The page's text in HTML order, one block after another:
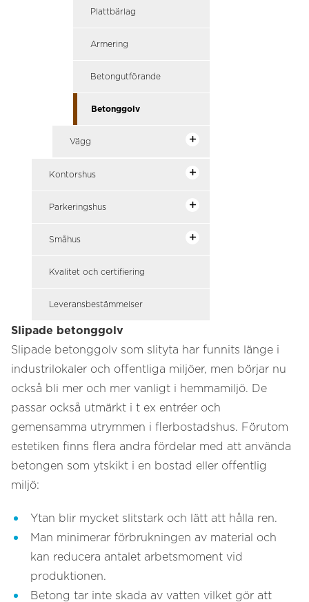
Plattbärlag
Armering
Betongutförande
Betonggolv
Vägg
Kontorshus
Parkeringshus
Småhus
Kvalitet och certifiering
Leveransbestämmelser
Slipade betonggolv
Slipade betonggolv som slityta har funnits länge i
industrilokaler och offentliga miljöer, men börjar nu
också bli mer och mer vanligt i hemmamiljö. De
passar också utmärkt i t ex entréer och
gemensamma utrymmen i flerbostadshus. Förutom
estetiken finns flera andra fördelar med att använda
betongen som ytskikt i en bostad eller offentlig
miljö:
Ytan blir mycket slitstark och lätt att hålla ren.
Man minimerar förbrukningen av material och
kan reducera antalet arbetsmoment vid
produktionen.
Betong tar inte skada av vatten vilket gör att